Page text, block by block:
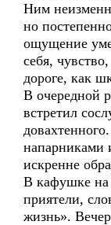
Ним
но
ощущение
себя,
дороге, как
В очередной
встретил
напарниками
искренне
В кафушке на
приятели,
жизнь».